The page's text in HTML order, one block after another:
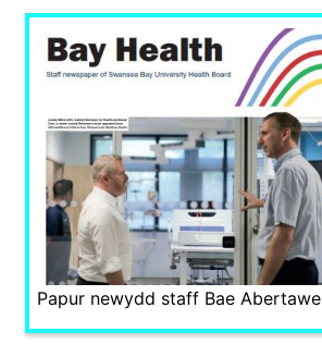
Papur newydd staff Bae Abertawe